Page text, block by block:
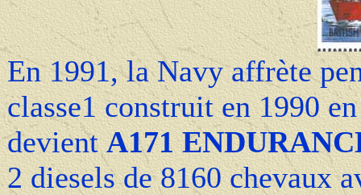
En 1991, la Navy affrète
classe1 construit en 1990
devientA171
2 diesels de 8160 chevaux